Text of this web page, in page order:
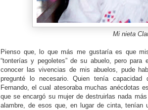
Mi nieta
Pienso que, lo que más me gustaría es que
“tonterías y pegoletes” de su abuelo, pero
conocer las vivencias de mis abuelos, pude
pregunté lo necesario. Quien tenía
Fernando, el cual atesoraba muchas
que se encargó su mujer de destruirlas nada
alambre, de esos que, en lugar de cinta, tenían